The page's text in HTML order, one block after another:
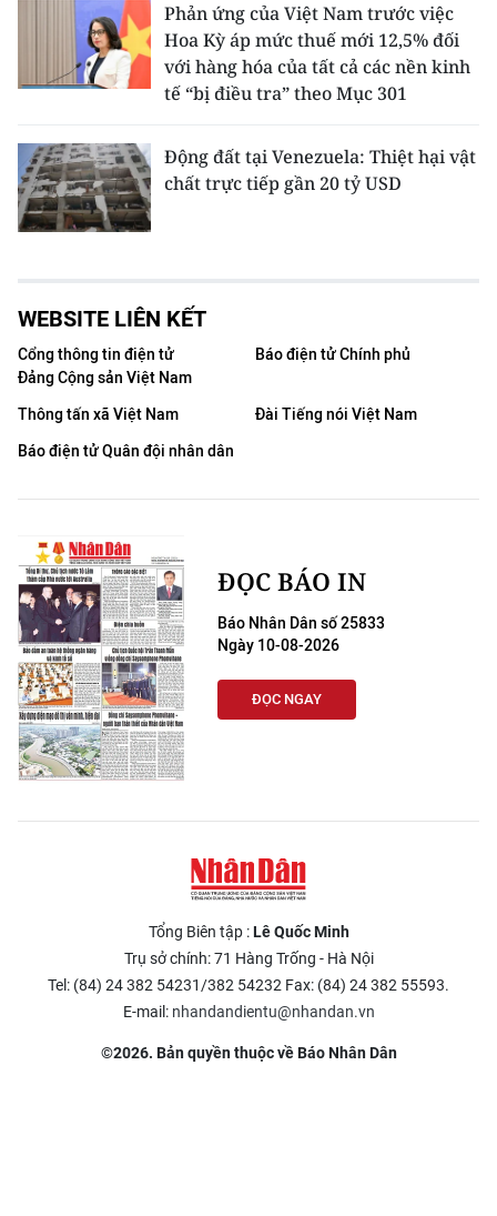
Phản ứng của Việt Nam trước việc
Hoa Kỳ áp mức thuế mới 12,5% đối
với hàng hóa của tất cả các nền kinh
tế “bị điều tra” theo Mục 301
Động đất tại Venezuela: Thiệt hại vật
chất trực tiếp gần 20 tỷ USD
WEBSITE LIÊN KẾT
Cổng thông tin điện tử
Đảng Cộng sản Việt Nam
Báo điện tử Chính phủ
Thông tấn xã Việt Nam
Đài Tiếng nói Việt Nam
Báo điện tử Quân đội nhân dân
ĐỌC BÁO IN
Báo Nhân Dân số 25833
Ngày 10-08-2026
ĐỌC NGAY
Tổng Biên tập :Lê Quốc Minh
Trụ sở chính: 71 Hàng Trống - Hà Nội
Tel: (84) 24 382 54231/382 54232 Fax: (84) 24 382 55593.
E-mail: nhandandientu@nhandan.vn
©2026. Bản quyền thuộc về Báo Nhân Dân